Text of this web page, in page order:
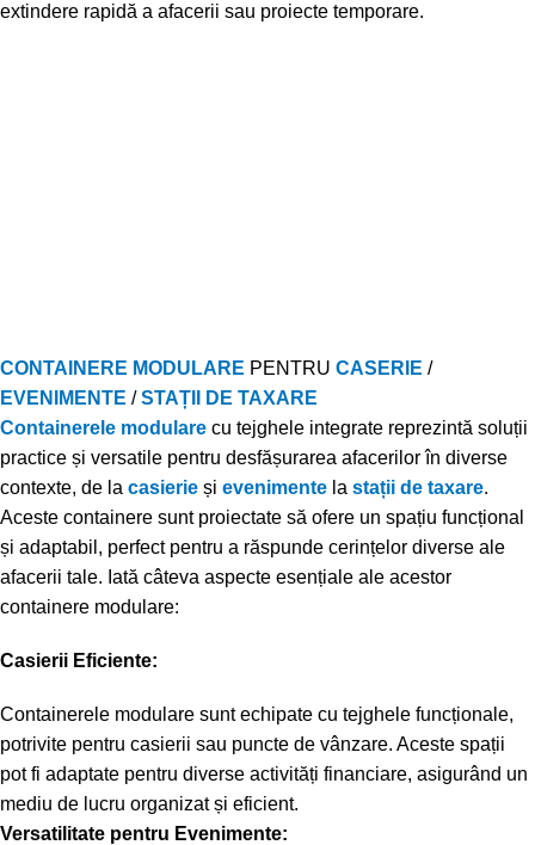
extindere rapidă a afacerii sau proiecte temporare.
CONTAINERE MODULARE PENTRU CASERIE /
EVENIMENTE /STAȚII DE TAXARE
Containerele modulare cu tejghele integrate reprezintă soluții
practice și versatile pentru desfășurarea afacerilor în diverse
contexte, de la casierie și evenimente la stații de taxare.
Aceste containere sunt proiectate să ofere un spațiu funcțional
și adaptabil, perfect pentru a răspunde cerințelor diverse ale
afacerii tale. Iată câteva aspecte esențiale ale acestor
containere modulare:
Casierii Eficiente:
Containerele modulare sunt echipate cu tejghele funcționale,
potrivite pentru casierii sau puncte de vânzare. Aceste spații
pot fi adaptate pentru diverse activități financiare, asigurând un
mediu de lucru organizat și eficient.
Versatilitate pentru Evenimente: